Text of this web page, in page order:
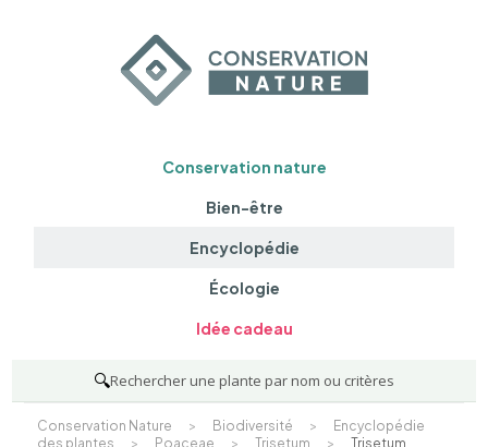
Conservation nature
Bien-être
Encyclopédie
Écologie
Idée cadeau
🔍Rechercher une plante par nom ou critères
Conservation Nature > Biodiversité >
Encyclopédie
des plantes
> Poaceae > Trisetum >
Trisetum